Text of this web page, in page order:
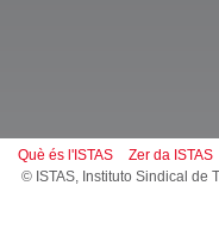
Què és l'ISTAS Zer da ISTAS
© ISTAS, Instituto Sindical de